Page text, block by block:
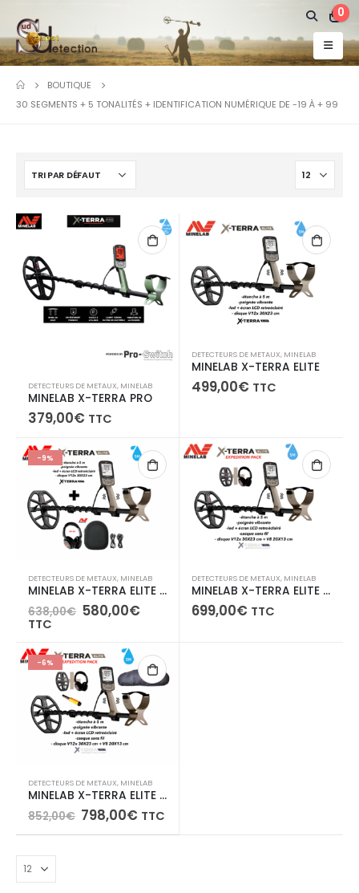
0
BOUTIQUE
30 SEGMENTS + 5 TONALITÉS + IDENTIFICATION NUMÉRIQUE DE -19 À + 99
DETECTEURS DE METAUX, MINELAB
MINELAB X-TERRA PRO
379,00€ TTC
DETECTEURS DE METAUX, MINELAB
MINELAB X-TERRA ELITE
499,00€ TTC
-9%
DETECTEURS DE METAUX, MINELAB
MINELAB X-TERRA ELITE + Casque sans fil ML-85
638,00€ Le
était :
638,00€.
580,00€Le
580,00€.
TTC
DETECTEURS DE METAUX, MINELAB
MINELAB X-TERRA ELITE PACK EXPEDITION
699,00€ TTC
-6%
DETECTEURS DE METAUX, MINELAB
MINELAB X-TERRA ELITE PACK EXPEDITION + Sac de transport + Pro-Find 15
852,00€ Le
initial
798,00€Le
actuel
TTC